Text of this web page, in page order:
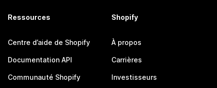
Ressources
Centre d’aide de Shopify
Documentation API
Communauté Shopify
Shopify
À propos
Carrières
Investisseurs